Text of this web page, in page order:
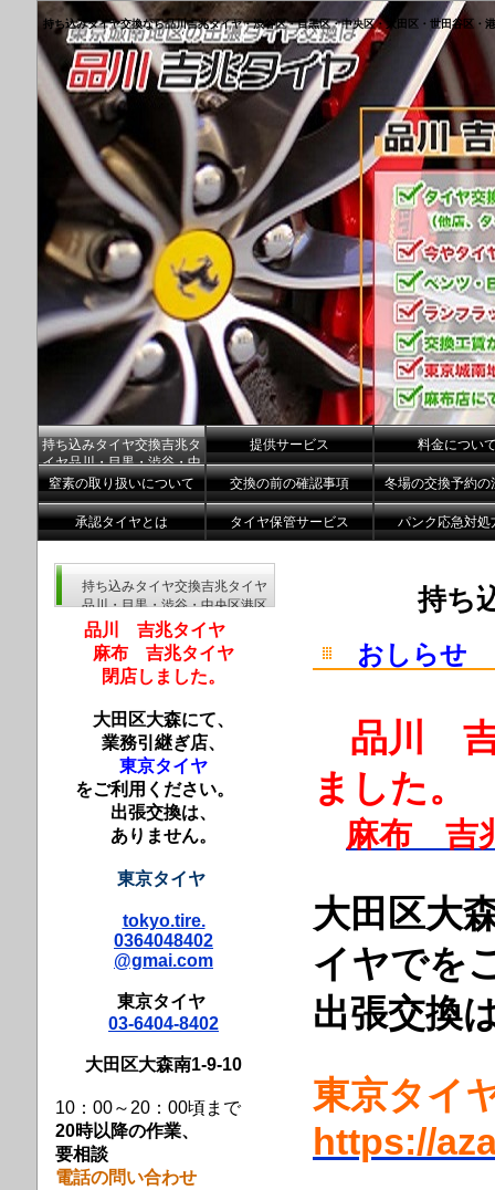
持ち込みタイヤ交換なら品川吉兆タイヤ・渋谷区・目黒区・中央区・大田区・世田谷区・
持ち込みタイヤ交換吉兆タ
イヤ品川・目黒・渋谷・中
央区港区
提供サービス 料金につい
窒素の取り扱いについて 交換の前の確認事項 冬場の交換予約の
承認タイヤとは タイヤ保管サービス パンク応急対処
持ち
おしらせ
品川 吉
ました。
麻布 吉
大田区大
イヤでを
出張交換
東京タ
https://
持ち込みタイヤ交換吉兆タイヤ
品川・目黒・渋谷・中央区港区
品川 吉兆タイヤ
麻布 吉兆タイヤ
閉店しました。
大田区大森にて、
業務引継ぎ店、
東京タイヤ
をご利用ください。
出張交換は、
ありません。
東京タイヤ
tokyo.tire.
0364048402
@gmai.com
東京タイヤ
03-6404-8402
大田区大森南1-9-10
10：00～20：00頃まで
20時以降の作業、
要相談
電話の問い合わせ